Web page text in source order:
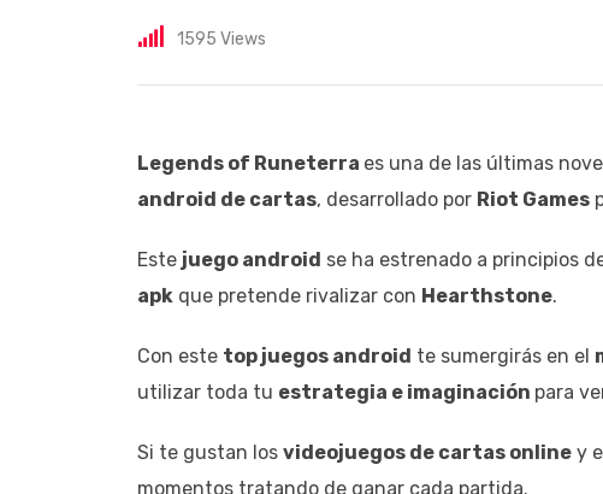
1595 Views
Legends of Runeterra es una de las últimas
android de cartas, desarrollado por Riot Games
Este juego android se ha estrenado a principios
apk que pretende rivalizar con Hearthstone.
Con este top juegos android te sumergirás en el
utilizar toda tu estrategia e imaginación para
Si te gustan los videojuegos de cartas online y
momentos tratando de ganar cada partida.